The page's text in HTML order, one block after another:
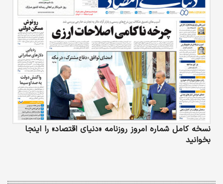
نسخه کامل شماره امروز روزنامه «دنیای‌ اقتصاد» را اینجا
بخوانید